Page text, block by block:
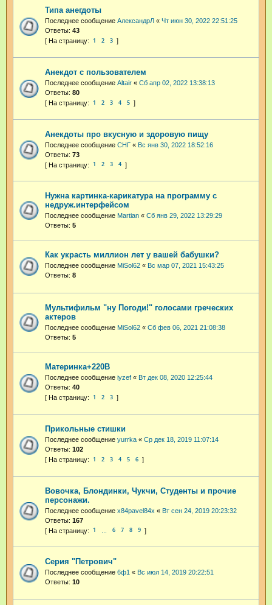
Типа анегдоты
Последнее сообщение АлександрЛ « Чт июн 30, 2022 22:51:25
Ответы: 43
1 2 3
Анекдот с пользователем
Последнее сообщение Altair « Сб апр 02, 2022 13:38:13
Ответы: 80
1 2 3 4 5
Анекдоты про вкусную и здоровую пищу
Последнее сообщение СНГ « Вс янв 30, 2022 18:52:16
Ответы: 73
1 2 3 4
Нужна картинка-карикатура на программу с
недруж.интерфейсом
Последнее сообщение Martian « Сб янв 29, 2022 13:29:29
Ответы: 5
Как украсть миллион лет у вашей бабушки?
Последнее сообщение MiSol62 « Вс мар 07, 2021 15:43:25
Ответы: 8
Мультифильм "ну Погоди!" голосами греческих
актеров
Последнее сообщение MiSol62 « Сб фев 06, 2021 21:08:38
Ответы: 5
Материнка+220В
Последнее сообщение iyzef « Вт дек 08, 2020 12:25:44
Ответы: 40
1 2 3
Прикольные стишки
Последнее сообщение yurrka « Ср дек 18, 2019 11:07:14
Ответы: 102
1 2 3 4 5 6
Вовочка, Блондинки, Чукчи, Студенты и прочие
персонажи.
Последнее сообщение x84pavel84x « Вт сен 24, 2019 20:23:32
Ответы: 167
1 6 7 8 9
Серия "Петрович"
Последнее сообщение 6ф1 « Вс июл 14, 2019 20:22:51
Ответы: 10